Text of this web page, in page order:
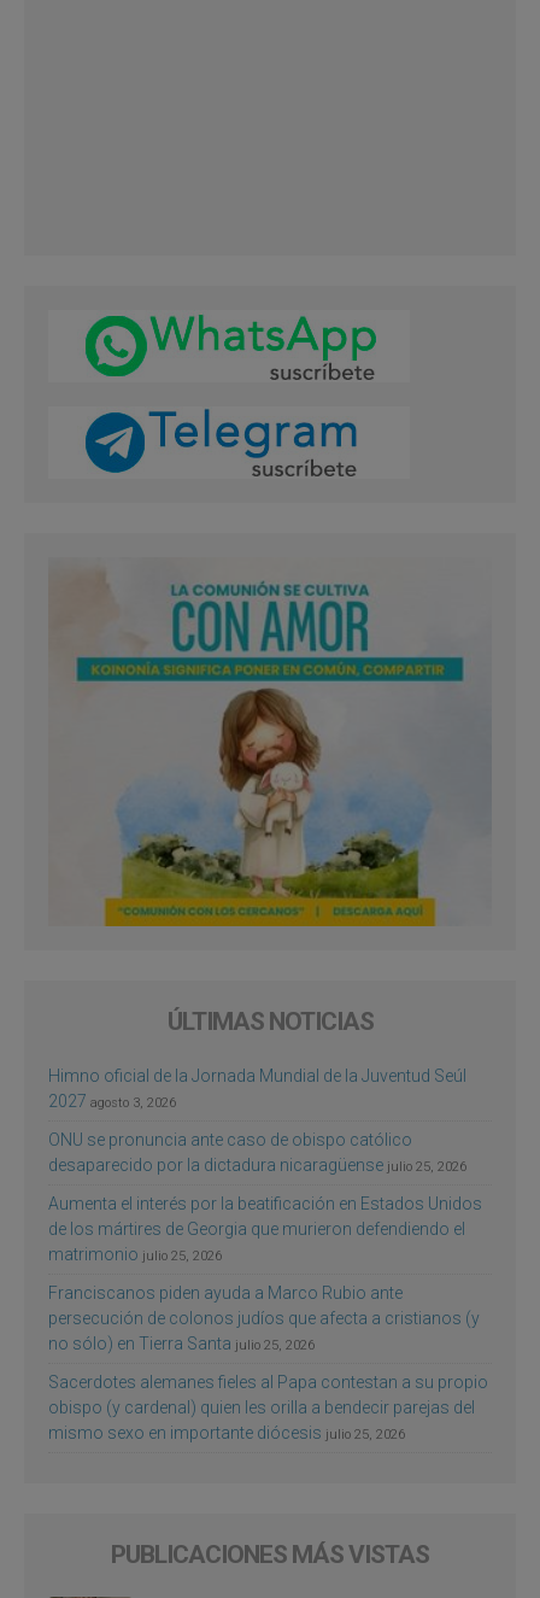
ÚLTIMAS NOTICIAS
Himno oficial de la Jornada Mundial de la Juventud Seúl
2027 agosto 3, 2026
ONU se pronuncia ante caso de obispo católico
desaparecido por la dictadura nicaragüense julio 25, 2026
Aumenta el interés por la beatificación en Estados Unidos
de los mártires de Georgia que murieron defendiendo el
matrimonio julio 25, 2026
Franciscanos piden ayuda a Marco Rubio ante
persecución de colonos judíos que afecta a cristianos (y
no sólo) en Tierra Santa julio 25, 2026
Sacerdotes alemanes fieles al Papa contestan a su propio
obispo (y cardenal) quien les orilla a bendecir parejas del
mismo sexo en importante diócesis julio 25, 2026
PUBLICACIONES MÁS VISTAS